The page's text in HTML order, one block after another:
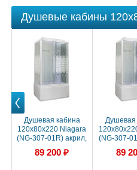
Душевые кабины
Душевая кабина
120x80x220 Niagara
(NG-307-01R) акрил,
Поддон высокий
89 200 ₽
Душевая
(NG-307-
Поддон
89
Prev